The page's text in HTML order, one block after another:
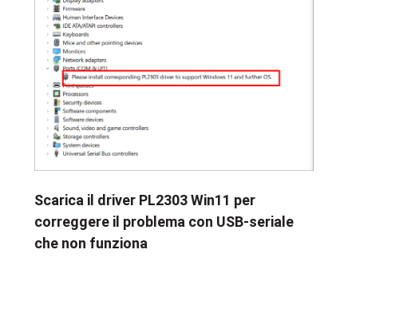
Scarica il driver PL2303 Win11 per
correggere il problema con USB-seriale
che non funziona